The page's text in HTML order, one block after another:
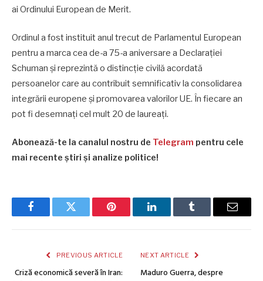
ai Ordinului European de Merit.
Ordinul a fost instituit anul trecut de Parlamentul European
pentru a marca cea de-a 75-a aniversare a Declarației
Schuman și reprezintă o distincție civilă acordată
persoanelor care au contribuit semnificativ la consolidarea
integrării europene și promovarea valorilor UE. În fiecare an
pot fi desemnați cel mult 20 de laureați.
Abonează-te la canalul nostru de Telegram pentru cele
mai recente știri și analize politice!
FacebookTwitter Pinterest LinkedInTumblr Email
PREVIOUS ARTICLE
Criză economică severă în Iran:
NEXT ARTICLE
Maduro Guerra, despre